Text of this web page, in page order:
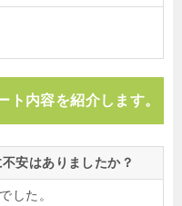
ト内容を紹介します。
安はありましたか？
した。